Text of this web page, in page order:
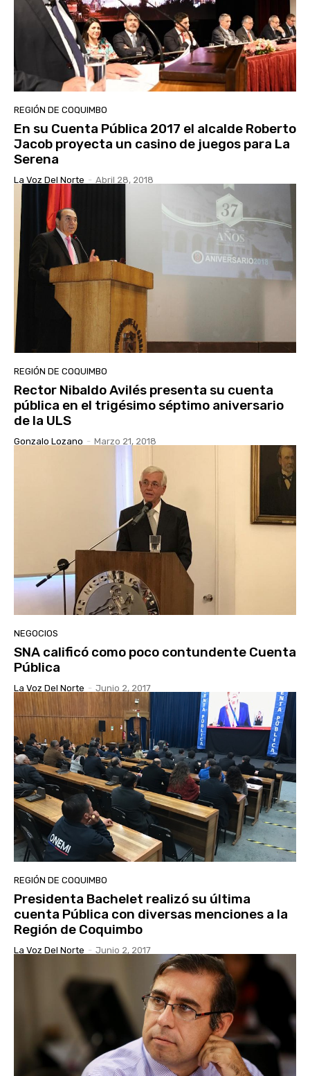
REGIÓN DE COQUIMBO
En su Cuenta Pública 2017 el alcalde Roberto
Jacob proyecta un casino de juegos para La
Serena
La Voz Del Norte - Abril 28, 2018
REGIÓN DE COQUIMBO
Rector Nibaldo Avilés presenta su cuenta
pública en el trigésimo séptimo aniversario
de la ULS
Gonzalo Lozano - Marzo 21, 2018
NEGOCIOS
SNA calificó como poco contundente Cuenta
Pública
La Voz Del Norte - Junio 2, 2017
REGIÓN DE COQUIMBO
Presidenta Bachelet realizó su última
cuenta Pública con diversas menciones a la
Región de Coquimbo
La Voz Del Norte - Junio 2, 2017